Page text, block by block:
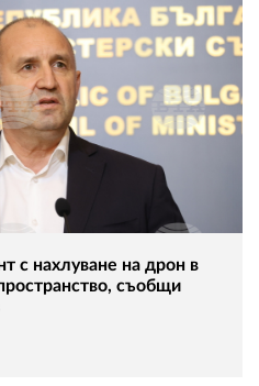
с нахлуване на дрон в
съобщи